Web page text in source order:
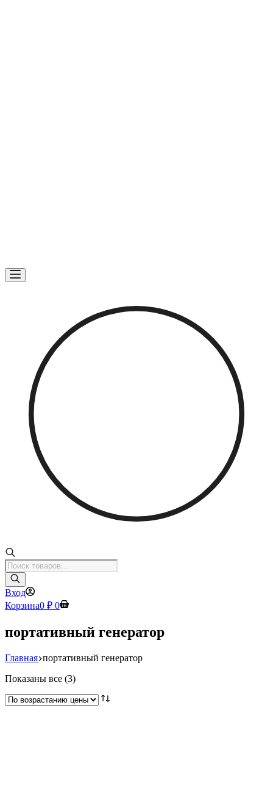
Поиск
товаров
Вход
Корзина0 ₽ 0
портативный генератор
Главная портативный генератор
Показаны все (3)Цены:
возрастанию